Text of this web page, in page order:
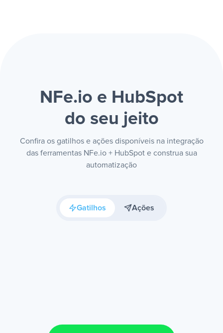
NFe.io e HubSpot
do seu jeito
Confira os gatilhos e ações disponíveis na integração
das ferramentas NFe.io + HubSpot e construa sua
automatização
Gatilhos Ações